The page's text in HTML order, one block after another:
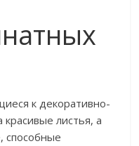
к декоративно-
листья, а
способные